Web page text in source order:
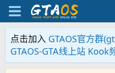
点击加入 GTAOS官方群
GTAOS-GTA线上站 Kook